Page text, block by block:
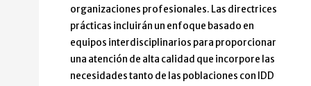
organizaciones profesionales. Las directrices
prácticas incluirán un enfoque basado en
equipos interdisciplinarios para proporcionar
una atención de alta calidad que incorpore las
necesidades tanto de las poblaciones con IDD